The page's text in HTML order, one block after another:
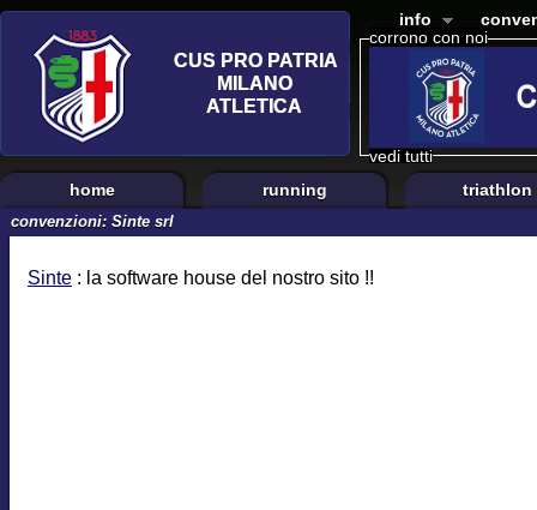
corrono con noi
vedi tutti
info
home running triathlon
convenzioni: Sinte srl
Sinte : la software house del nostro sito !!